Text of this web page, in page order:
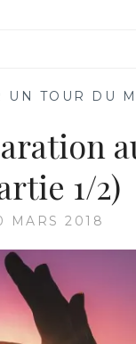
UN TOUR DU
1/2)
MARS 2018